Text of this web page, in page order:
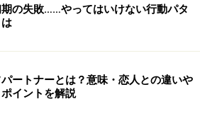
の失敗……やってはいけない行動パタ
ートナーとは？意味・恋人との違いや
イントを解説